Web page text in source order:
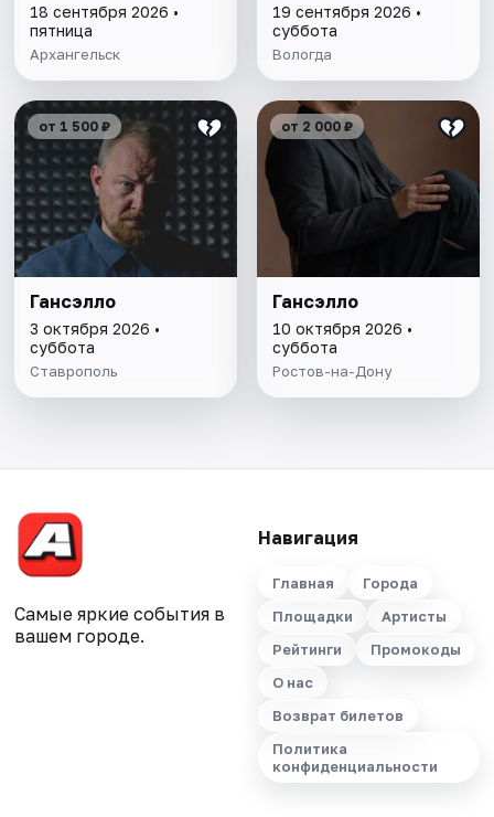
18 сентября 2026 •
пятница
Архангельск
19 сентября 2026 •
суббота
Вологда
от 1 500 ₽
Гансэлло
3 октября 2026 •
суббота
Ставрополь
от 2 000 ₽
Гансэлло
10 октября 2026 •
суббота
Ростов-на-Дону
Самые яркие события в
вашем городе.
Навигация
Главная
Города
Площадки
Артисты
Рейтинги
Промокоды
О нас
Возврат билетов
Политика
конфиденциальности